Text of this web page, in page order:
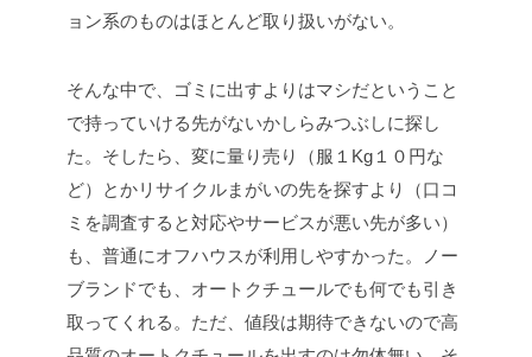
ョン系のものはほとんど取り扱いがない。
そんな中で、ゴミに出すよりはマシだということ
で持っていける先がないかしらみつぶしに探し
た。そしたら、変に量り売り（服１Kg１０円な
ど）とかリサイクルまがいの先を探すより（口コ
ミを調査すると対応やサービスが悪い先が多い）
も、普通にオフハウスが利用しやすかった。ノー
ブランドでも、オートクチュールでも何でも引き
取ってくれる。ただ、値段は期待できないので高